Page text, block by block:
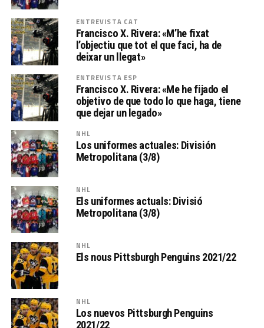
ENTREVISTA CAT
Francisco X. Rivera: «M’he fixat
l’objectiu que tot el que faci, ha de
deixar un llegat»
ENTREVISTA ESP
Francisco X. Rivera: «Me he fijado el
objetivo de que todo lo que haga, tiene
que dejar un legado»
NHL
Los uniformes actuales: División
Metropolitana (3/8)
NHL
Els uniformes actuals: Divisió
Metropolitana (3/8)
NHL
Els nous Pittsburgh Penguins 2021/22
NHL
Los nuevos Pittsburgh Penguins
2021/22